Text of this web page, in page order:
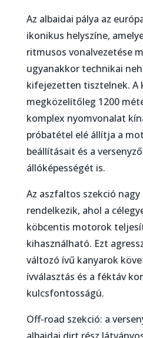
Az albaidai pálya az
ikonikus helyszíne,
ritmusos vonalvezetése
ugyanakkor technikai
kifejezetten tisztelnek. A
megközelítőleg 1200
komplex nyomvonalat
próbatétel elé állítja a
beállításait és a
állóképességét is.
Az aszfaltos szekció
rendelkezik, ahol a
köbcentis motorok
kihasználható. Ezt
változó ívű kanyarok
ívválasztás és a féktáv
kulcsfontosságú.
Off-road szekció: a